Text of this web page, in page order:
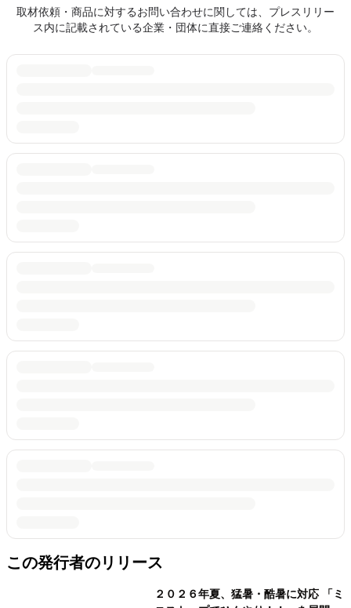
取材依頼・商品に対するお問い合わせに関しては、プレスリリー
ス内に記載されている企業・団体に直接ご連絡ください。
この発行者のリリース
２０２６年夏、猛暑・酷暑に対応 「ミ